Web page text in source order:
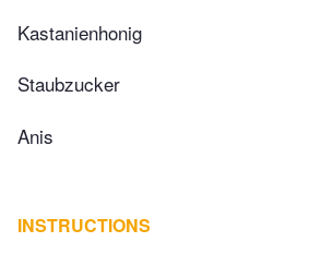
Kastanienhonig
Staubzucker
Anis
INSTRUCTIONS